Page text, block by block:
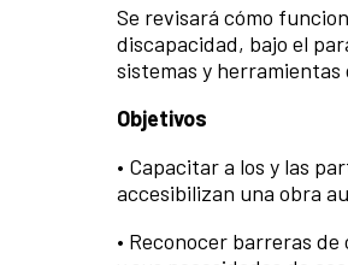
Se revisará cómo
discapacidad, bajo el
sistemas y
Objetivos
• Capacitar a los y las
accesibilizan una obra
• Reconocer barreras